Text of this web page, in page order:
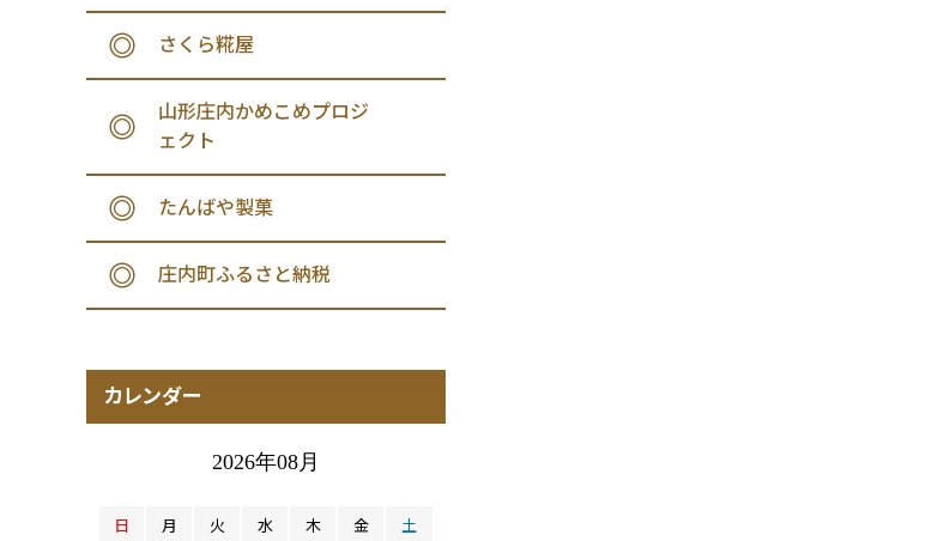
さくら糀屋
山形庄内かめこめプロジ
ェクト
たんばや製菓
庄内町ふるさと納税
カレンダー
2026年08月
日 月 火 水 木 金 土